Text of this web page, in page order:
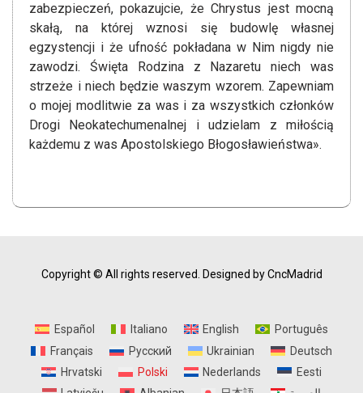
zabezpieczeń, pokazujcie, że Chrystus jest mocną
skałą, na której wznosi się budowlę własnej
egzystencji i że ufność pokładana w Nim nigdy nie
zawodzi. Święta Rodzina z Nazaretu niech was
strzeże i niech będzie waszym wzorem. Zapewniam
o mojej modlitwie za was i za wszystkich członków
Drogi Neokatechumenalnej i udzielam z miłością
każdemu z was Apostolskiego Błogosławieństwa».
Copyright © All rights reserved. Designed by CncMadrid
Español Italiano English
Português
Français
Русский Ukrainian
Deutsch
Hrvatski
Polski Nederlands
Eesti